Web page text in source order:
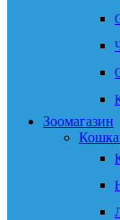
Зоомагазин